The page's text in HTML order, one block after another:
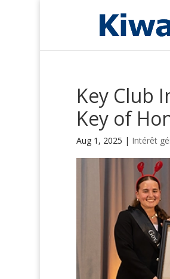
Key Club
Key of
Aug 1, 2025 | Intérêt